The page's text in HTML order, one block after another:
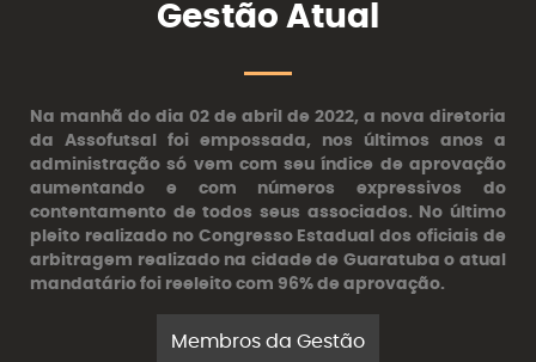
Gestão Atual
Na manhã do dia 02 de abril de 2022, a nova diretoria
da Assofutsal foi empossada, nos últimos anos a
administração só vem com seu índice de aprovação
aumentando e com números expressivos do
contentamento de todos seus associados. No último
pleito realizado no Congresso Estadual dos oficiais de
arbitragem realizado na cidade de Guaratuba o atual
mandatário foi reeleito com 96% de aprovação.
Membros da Gestão